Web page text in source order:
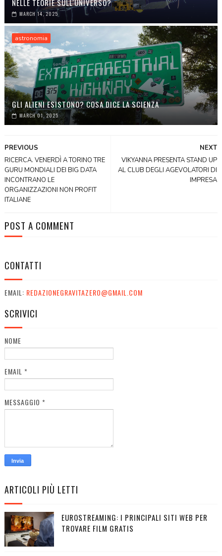
NELLE TEORIE SULL'UNIVERSO?
MARCH 14, 2025
astronomia
GLI ALIENI ESISTONO? COSA DICE LA SCIENZA
MARCH 01, 2025
NEXT
VIKYANNA PRESENTA STAND UP
AL CLUB DEGLI AGEVOLATORI DI
IMPRESA
PREVIOUS
RICERCA. VENERDÌ A TORINO TRE
GURU MONDIALI DEI BIG DATA
INCONTRANO LE
ORGANIZZAZIONI NON PROFIT
ITALIANE
POST A COMMENT
CONTATTI
EMAIL: REDAZIONEGRAVITAZERO@GMAIL.COM
SCRIVICI
NOME
EMAIL *
MESSAGGIO *
ARTICOLI PIÙ LETTI
EUROSTREAMING: I PRINCIPALI SITI WEB PER
TROVARE FILM GRATIS